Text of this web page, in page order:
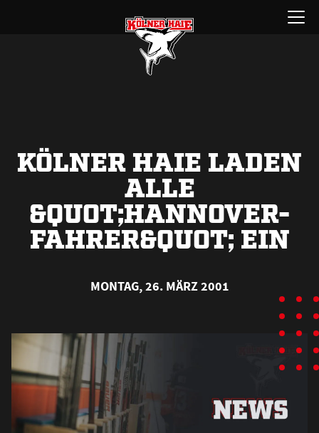
Menü
öffnen
KÖLNER HAIE LADEN
ALLE
&QUOT;HANNOVER-
FAHRER&QUOT; EIN
MONTAG, 26. MÄRZ 2001